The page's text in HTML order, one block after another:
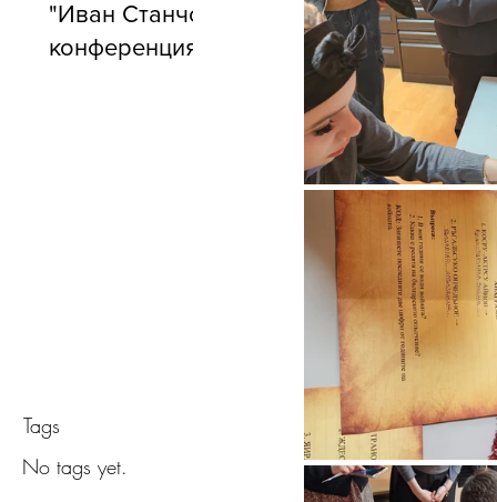
"Иван Станчов" в годишната
конференция на АБУЧ
Обява
в
Tags
No tags yet.